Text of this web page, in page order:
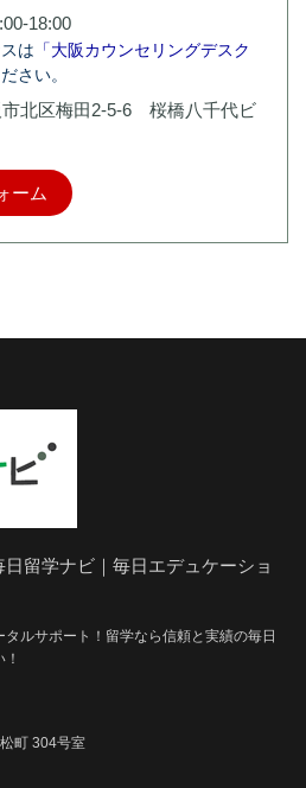
18:00
は 「大阪カウンセリングデスク
さい。
市北区梅田2-5-6 桜橋八千代ビ
ーム
留学ナビ｜毎日エデュケーショ
ルサポート！留学なら信頼と実績の毎日
町 304号室